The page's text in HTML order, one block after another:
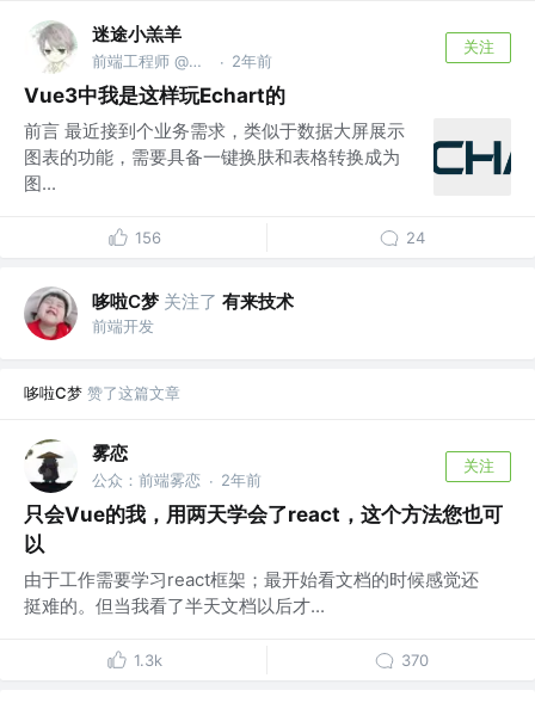
迷途小羔羊
前端工程师 @不知名it公司 · 2年前
关注
Vue3中我是这样玩Echart的
前言 最近接到个业务需求，类似于数据大屏展示
图表的功能，需要具备一键换肤和表格转换成为
图...
156 24
哆啦C梦 关注了 有来技术
前端开发
哆啦C梦 赞了这篇文章
雾恋
公众：前端雾恋 · 2年前
关注
只会Vue的我，用两天学会了react，这个方法您也可
以
由于工作需要学习react框架；最开始看文档的时候感觉还
挺难的。但当我看了半天文档以后才...
1.3k 370